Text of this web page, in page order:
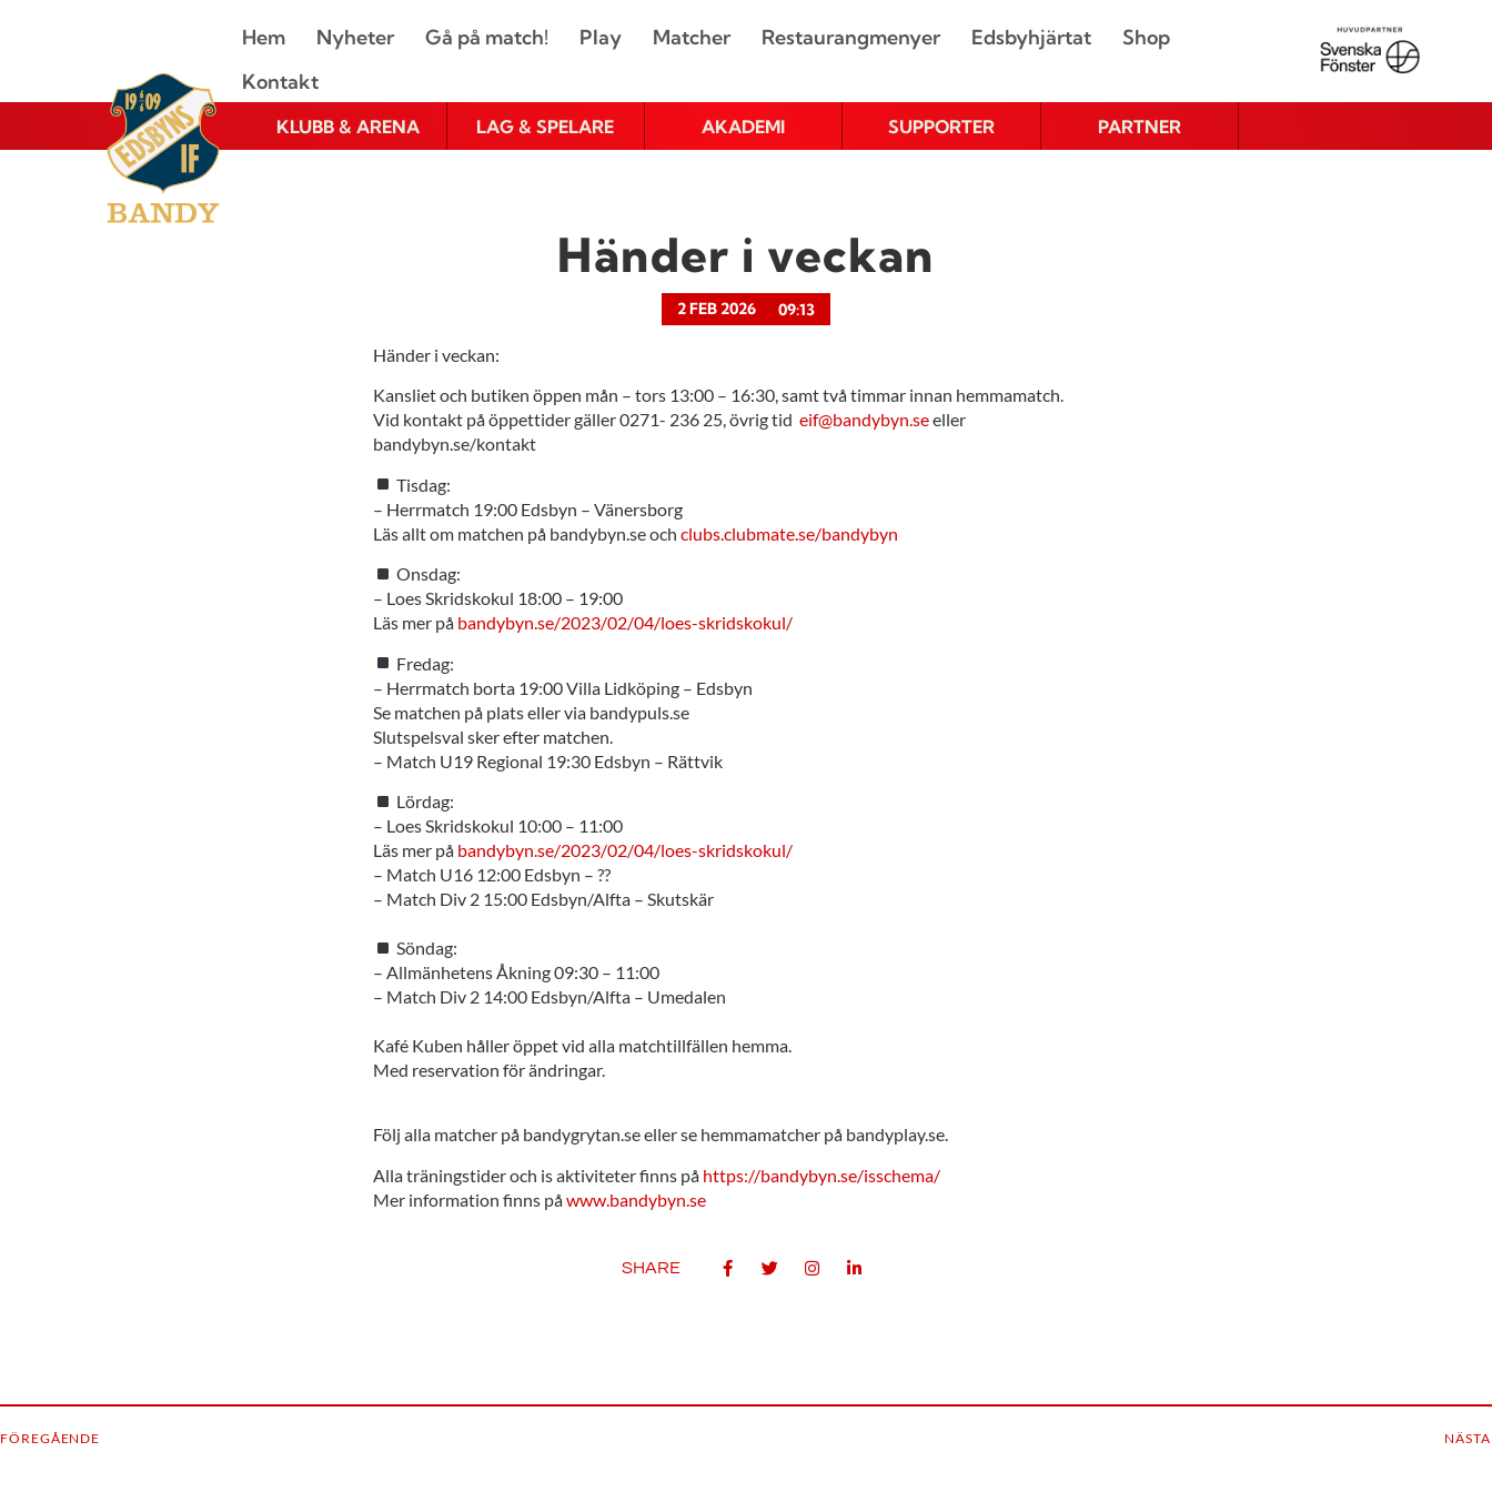
Hem Nyheter Gå på match! Play Matcher Restaurangmenyer Edsbyhjärtat
Shop
Kontakt
KLUBB & ARENA LAG & SPELARE AKADEMI SUPPORTER PARTNER
Händer i veckan
2 FEB 2026 09:13
Händer i veckan:
Kansliet och butiken öppen mån – tors 13:00 – 16:30, samt två timmar innan hemmamatch.
Vid kontakt på öppettider gäller 0271- 236 25, övrig tid eif@bandybyn.seeller
bandybyn.se/kontakt
Tisdag:
– Herrmatch 19:00 Edsbyn – Vänersborg
Läs allt om matchen på bandybyn.se och clubs.clubmate.se/bandybyn
Onsdag:
– Loes Skridskokul 18:00 – 19:00
Läs mer på bandybyn.se/2023/02/04/loes-skridskokul/
Fredag:
– Herrmatch borta 19:00 Villa Lidköping – Edsbyn
Se matchen på plats eller via bandypuls.se
Slutspelsval sker efter matchen.
– Match U19 Regional 19:30 Edsbyn – Rättvik
Lördag:
– Loes Skridskokul 10:00 – 11:00
Läs mer på bandybyn.se/2023/02/04/loes-skridskokul/
– Match U16 12:00 Edsbyn – ??
– Match Div 2 15:00 Edsbyn/Alfta – Skutskär
Söndag:
– Allmänhetens Åkning 09:30 – 11:00
– Match Div 2 14:00 Edsbyn/Alfta – Umedalen
Kafé Kuben håller öppet vid alla matchtillfällen hemma.
Med reservation för ändringar.
Följ alla matcher på bandygrytan.se eller se hemmamatcher på bandyplay.se.
Alla träningstider och is aktiviteter finns på https://bandybyn.se/isschema/
Mer information finns påwww.bandybyn.se
SHARE
FÖREGÅENDE NÄSTA